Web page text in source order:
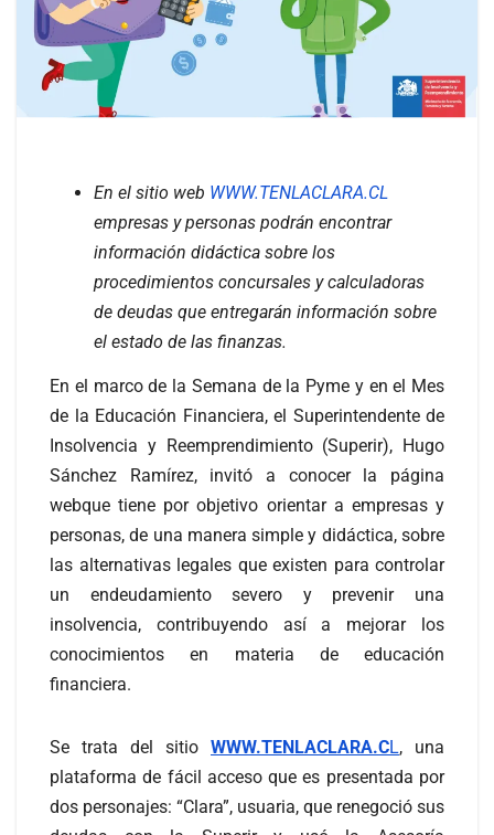
En el sitio web WWW.TENLACLARA.CL
empresas y personas podrán encontrar
información didáctica sobre los
procedimientos concursales y calculadoras
de deudas que entregarán información sobre
el estado de las finanzas.
En el marco de la Semana de la Pyme y en el Mes
de la Educación Financiera, el Superintendente de
Insolvencia y Reemprendimiento (Superir), Hugo
Sánchez Ramírez, invitó a conocer la página
webque tiene por objetivo orientar a empresas y
personas, de una manera simple y didáctica, sobre
las alternativas legales que existen para controlar
un endeudamiento severo y prevenir una
insolvencia, contribuyendo así a mejorar los
conocimientos en materia de educación
financiera.
Se trata del sitio WWW.TENLACLARA.CL, una
plataforma de fácil acceso que es presentada por
dos personajes: “Clara”, usuaria, que renegoció sus